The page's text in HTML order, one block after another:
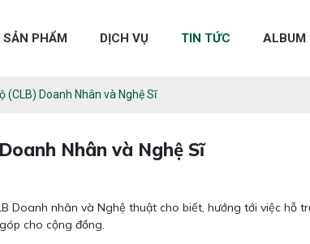
SẢN PHẨM DỊCH VỤ TIN TỨC ALBUM
Doanh Nhân và Nghệ Sĩ
Nhân và Nghệ Sĩ
Doanh nhân và Nghệ thuật cho biết, hướng tới việc hỗ
cho cộng đồng.